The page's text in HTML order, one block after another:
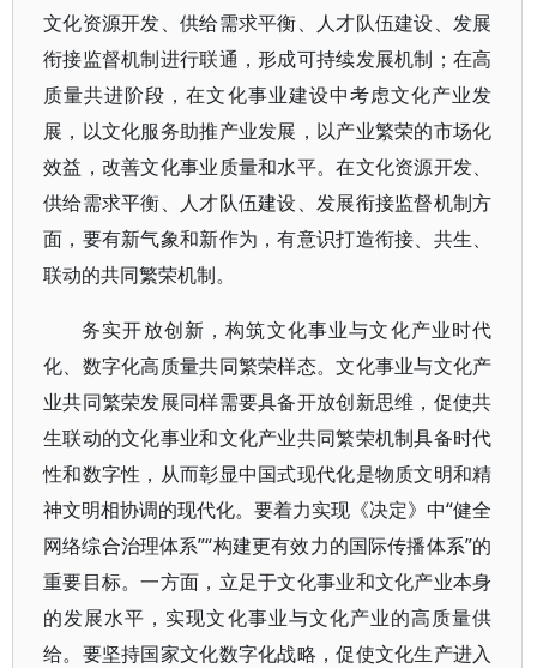
文化资源开发、供给需求平衡、人才队伍建设、发展
衔接监督机制进行联通，形成可持续发展机制；在高
质量共进阶段，在文化事业建设中考虑文化产业发
展，以文化服务助推产业发展，以产业繁荣的市场化
效益，改善文化事业质量和水平。在文化资源开发、
供给需求平衡、人才队伍建设、发展衔接监督机制方
面，要有新气象和新作为，有意识打造衔接、共生、
联动的共同繁荣机制。
务实开放创新，构筑文化事业与文化产业时代
化、数字化高质量共同繁荣样态。文化事业与文化产
业共同繁荣发展同样需要具备开放创新思维，促使共
生联动的文化事业和文化产业共同繁荣机制具备时代
性和数字性，从而彰显中国式现代化是物质文明和精
神文明相协调的现代化。要着力实现《决定》中“健全
网络综合治理体系”“构建更有效力的国际传播体系”的
重要目标。一方面，立足于文化事业和文化产业本身
的发展水平，实现文化事业与文化产业的高质量供
给。要坚持国家文化数字化战略，促使文化生产进入